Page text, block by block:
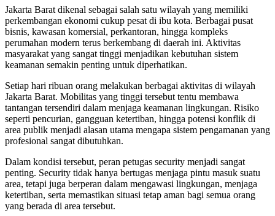
Jakarta Barat dikenal sebagai salah satu wilayah yang memiliki
perkembangan ekonomi cukup pesat di ibu kota. Berbagai pusat
bisnis, kawasan komersial, perkantoran, hingga kompleks
perumahan modern terus berkembang di daerah ini. Aktivitas
masyarakat yang sangat tinggi menjadikan kebutuhan sistem
keamanan semakin penting untuk diperhatikan.
Setiap hari ribuan orang melakukan berbagai aktivitas di wilayah
Jakarta Barat. Mobilitas yang tinggi tersebut tentu membawa
tantangan tersendiri dalam menjaga keamanan lingkungan. Risiko
seperti pencurian, gangguan ketertiban, hingga potensi konflik di
area publik menjadi alasan utama mengapa sistem pengamanan yang
profesional sangat dibutuhkan.
Dalam kondisi tersebut, peran petugas security menjadi sangat
penting. Security tidak hanya bertugas menjaga pintu masuk suatu
area, tetapi juga berperan dalam mengawasi lingkungan, menjaga
ketertiban, serta memastikan situasi tetap aman bagi semua orang
yang berada di area tersebut.